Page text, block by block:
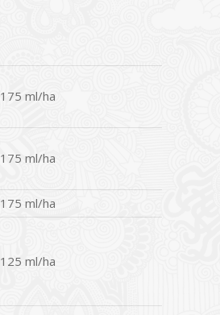
175 ml/ha
175 ml/ha
175 ml/ha
125 ml/ha